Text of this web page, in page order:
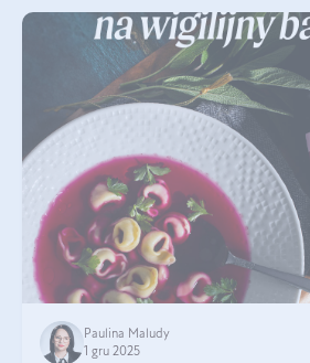
Paulina Maludy
1 gru 2025